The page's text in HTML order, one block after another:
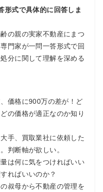
式で具体的に回答しま
の親の実家不動産にまつ
門家が一問一答形式で回
分に関して理解を深める
価格に900万の差が！ど
の価格が適正なのか知り
手、買取業社に依頼した
判断軸が欲しい。
は何に気をつければいい
ればいいのか？
叔母から不動産の管理を